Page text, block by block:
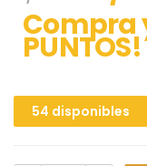
Compra
PUNTOS!
54 disponibles